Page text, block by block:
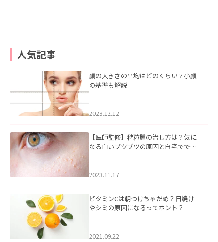
人気記事
顔の大きさの平均はどのくらい？小顔
の基準も解説
2023.12.12
【医師監修】稗粒腫の治し方は？気に
なる白いブツブツの原因と自宅ででき
2023.11.17
ビタミンCは朝つけちゃだめ？日焼け
やシミの原因になるってホント？
2021.09.22